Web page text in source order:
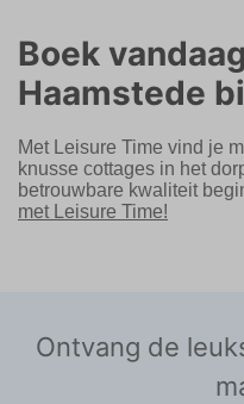
Boek
Haamstede
Met Leisure Time vind je
knusse cottages in het
betrouwbare kwaliteit
met Leisure Time!
Ontvang de